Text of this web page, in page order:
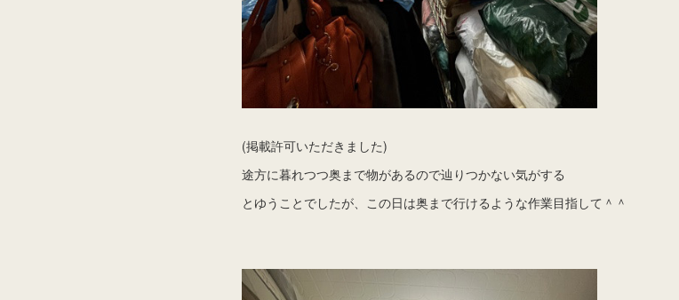
(掲載許可いただきました)
途方に暮れつつ奥まで物があるので辿りつかない気がする
とゆうことでしたが、この日は奥まで行けるような作業目指して＾＾